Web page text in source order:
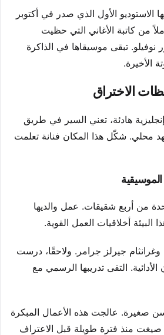
الاستوديو الأول الذي صدر في أكتوبر
كاملاً من كاتبة الأغاني التي حظيت
نوفيلو. تبقى موسيقاها في الذاكرة
الأخيرة.
الاختراق
هادئة، تعني السير في طريق
شكّل هذا المكان فنانة تعلمت
من أربع شقيقات. عمل والديها
جيرلز جرامر. ولاحقًا، درست
التقى تدريبها الرسمي مع
سن صغيرة. عالجت هذه الأعمال المبكرة
منذ فترة طويلة قبل الاعتراف